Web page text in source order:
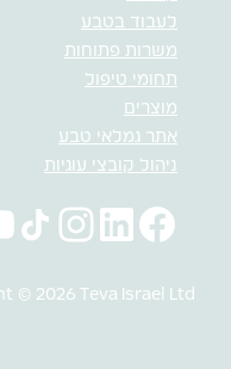
לעבוד בטבע
משרות פתוחות
תחומי טיפול
מוצרים
אתר גמלאי טבע
ניהול קובצי עוגיות
© 2026 Teva Israel Ltd